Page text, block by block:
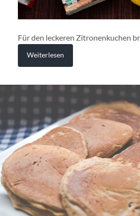
Für den leckeren Zitronenkuchen
Weiterlesen